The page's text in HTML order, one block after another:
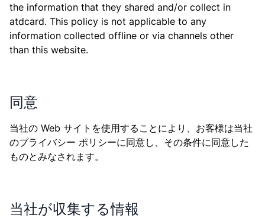
the information that they shared and/or collect in
atdcard. This policy is not applicable to any
information collected offline or via channels other
than this website.
同意
当社の Web サイトを使用することにより、お客様は当社
のプライバシー ポリシーに同意し、その条件に同意した
ものとみなされます。
当社が収集する情報